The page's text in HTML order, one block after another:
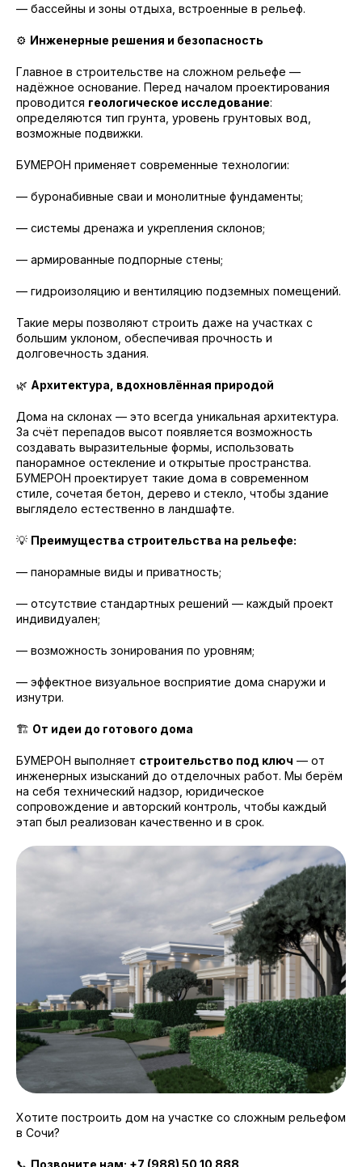
— бассейны и зоны отдыха, встроенные в рельеф.
⚙️ Инженерные решения и безопасность
Главное в строительстве на сложном рельефе —
надёжное основание. Перед началом проектирования
проводится геологическое исследование:
определяются тип грунта, уровень грунтовых вод,
возможные подвижки.
БУМЕРОН применяет современные технологии:
— буронабивные сваи и монолитные фундаменты;
— системы дренажа и укрепления склонов;
— армированные подпорные стены;
— гидроизоляцию и вентиляцию подземных помещений.
Такие меры позволяют строить даже на участках с
большим уклоном, обеспечивая прочность и
долговечность здания.
🌿 Архитектура, вдохновлённая природой
Дома на склонах — это всегда уникальная архитектура.
За счёт перепадов высот появляется возможность
создавать выразительные формы, использовать
панорамное остекление и открытые пространства.
БУМЕРОН проектирует такие дома в современном
стиле, сочетая бетон, дерево и стекло, чтобы здание
выглядело естественно в ландшафте.
💡 Преимущества строительства на рельефе:
— панорамные виды и приватность;
— отсутствие стандартных решений — каждый проект
индивидуален;
— возможность зонирования по уровням;
— эффектное визуальное восприятие дома снаружи и
изнутри.
🏗 От идеи до готового дома
БУМЕРОН выполняет строительство под ключ — от
инженерных изысканий до отделочных работ. Мы берём
на себя технический надзор, юридическое
сопровождение и авторский контроль, чтобы каждый
этап был реализован качественно и в срок.
Хотите построить дом на участке со сложным рельефом
в Сочи?
📞 Позвоните нам: +7 (988) 50 10 888